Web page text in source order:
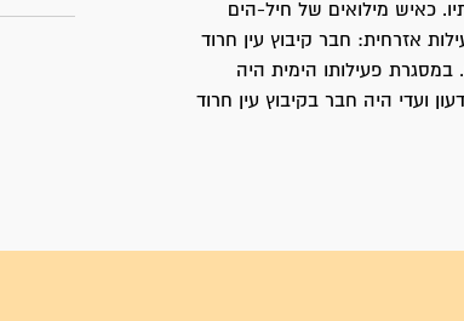
כאיש מילואים של חיל-הים
אזרחית: חבר קיבוץ עין חרוד
1954 עם יהודית להם 5 ילדים ו-12 נכדים. במסגרת פעילותו הימית היה
ועדי היה חבר בקיבוץ עין חרוד